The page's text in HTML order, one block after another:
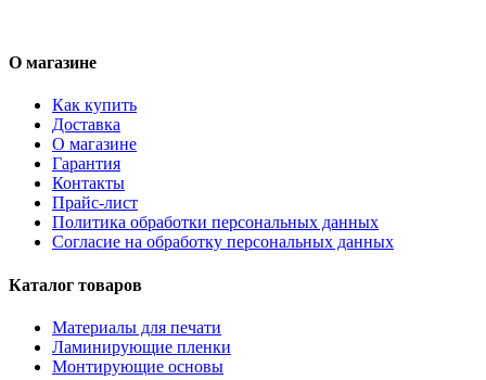
О магазине
Как купить
Доставка
О магазине
Гарантия
Контакты
Прайс-лист
Политика обработки персональных данных
Согласие на обработку персональных данных
Каталог товаров
Материалы для печати
Ламинирующие пленки
Монтирующие основы